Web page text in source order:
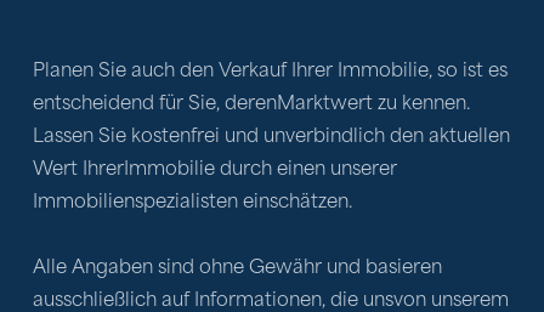
Planen Sie auch den Verkauf Ihrer Immobilie, so ist es
entscheidend für Sie, derenMarktwert zu kennen.
Lassen Sie kostenfrei und unverbindlich den aktuellen
Wert IhrerImmobilie durch einen unserer
Immobilienspezialisten einschätzen.
Alle Angaben sind ohne Gewähr und basieren
ausschließlich auf Informationen, die unsvon unserem